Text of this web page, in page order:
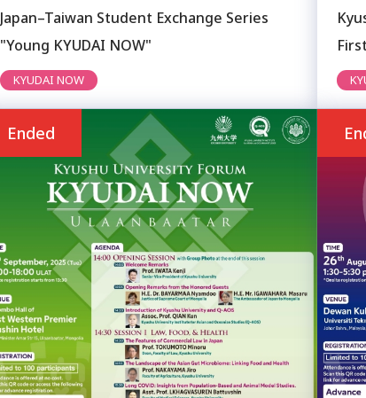
Japan–Taiwan Student Exchange Series
"Young KYUDAI NOW"
KYUDAI NOW
Ended